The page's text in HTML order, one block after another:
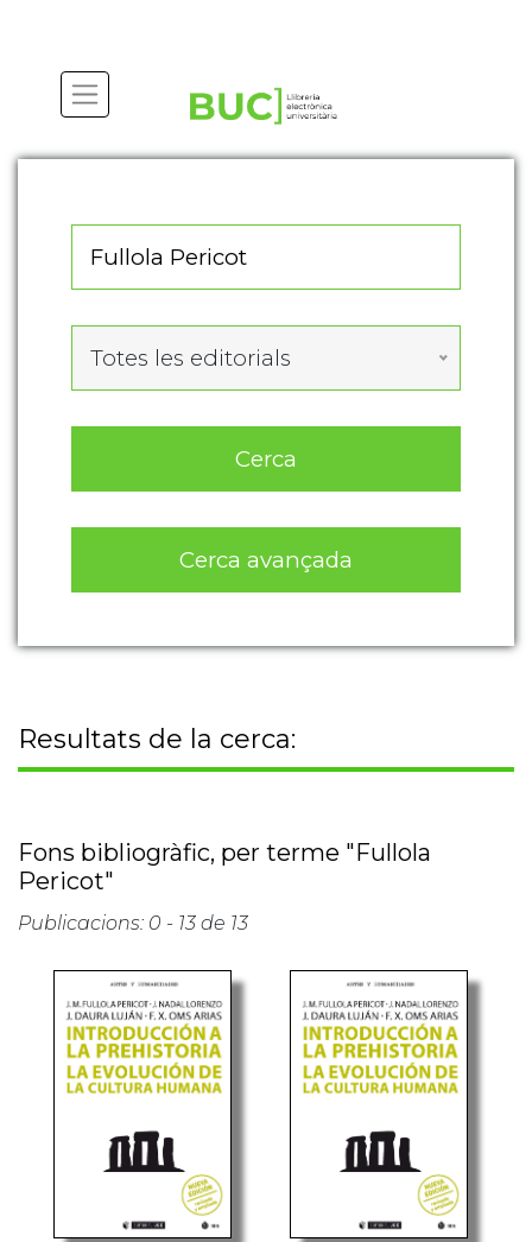
Totes les editorials
Cerca
Cerca avançada
Resultats de la cerca:
Fons bibliogràfic, per terme "Fullola
Pericot"
Publicacions: 0 - 13 de 13